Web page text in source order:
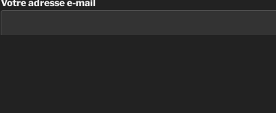
Votre adresse e-mail